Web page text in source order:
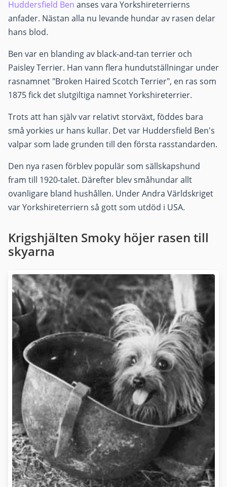
Huddersfield Ben anses vara Yorkshireterrierns
anfader. Nästan alla nu levande hundar av rasen delar
hans blod.
Ben var en blanding av black-and-tan terrier och
Paisley Terrier. Han vann flera hundutställningar under
rasnamnet "Broken Haired Scotch Terrier", en ras som
1875 fick det slutgiltiga namnet Yorkshireterrier.
Trots att han själv var relativt storväxt, föddes bara
små yorkies ur hans kullar. Det var Huddersfield Ben's
valpar som lade grunden till den första rasstandarden.
Den nya rasen förblev populär som sällskapshund
fram till 1920-talet. Därefter blev småhundar allt
ovanligare bland hushållen. Under Andra Världskriget
var Yorkshireterriern så gott som utdöd i USA.
Krigshjälten Smoky höjer rasen till
skyarna